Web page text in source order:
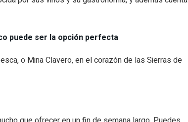
puede ser la opción perfecta
o Mina Clavero, en el corazón de las Sierras de